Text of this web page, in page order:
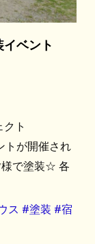
ベント
クト
トが開催され
で塗装☆ 各
ス #塗装 #宿